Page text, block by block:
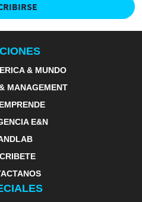
& MUNDO
MANAGEMENT
E&N